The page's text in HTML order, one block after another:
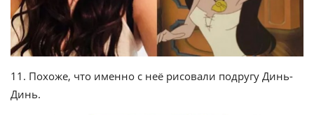
11. Похоже, что именно с неё рисовали подругу Динь-
Динь.